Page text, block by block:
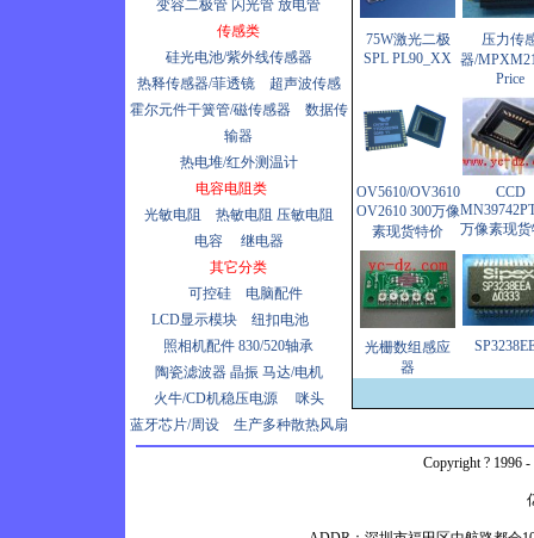
变容二极管 闪光管 放电管
传感类
硅光电池/紫外线传感器
热释传感器/菲透镜
超声波传感
霍尔元件干簧管/磁传感器
数据传
输器
热电堆/红外测温计
电容电阻类
光敏电阻
热敏电阻 压敏电阻
电容
继电器
其它分类
可控硅
电脑配件
LCD显示模块
纽扣电池
照相机配件 830/520轴承
陶瓷滤波器 晶振 马达/电机
火牛/CD机稳压电源
咪头
蓝牙芯片/周设
生产多种散热风扇
75W激光二极
SPL PL90_XX
压力传
器/
Price
OV5610/OV3610
OV2610 300万像
素现货特价
CCD
万像素现
光栅数组感应
器
Copyright ? 1996